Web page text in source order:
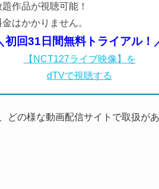
作品が視聴可能！
はかかりません。
初回31日間無料トライアル！
【NCT127ライブ映像】を
dTVで視聴する
どの様な動画配信サイトで取扱が